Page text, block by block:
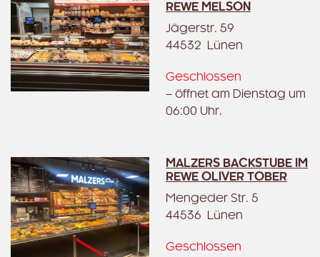
REWE MELSON
Jägerstr. 59
44532 Lünen
Geschlossen
– öffnet am Dienstag um
06:00 Uhr.
MALZERS BACKSTUBE IM
REWE OLIVER TOBER
Mengeder Str. 5
44536 Lünen
Geschlossen